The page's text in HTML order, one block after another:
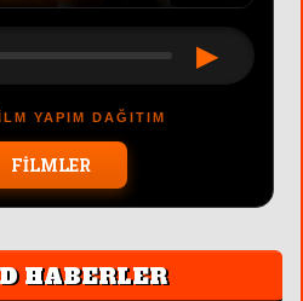
▶
YAPIM DAĞITIM
FİLMLER
HABERLER